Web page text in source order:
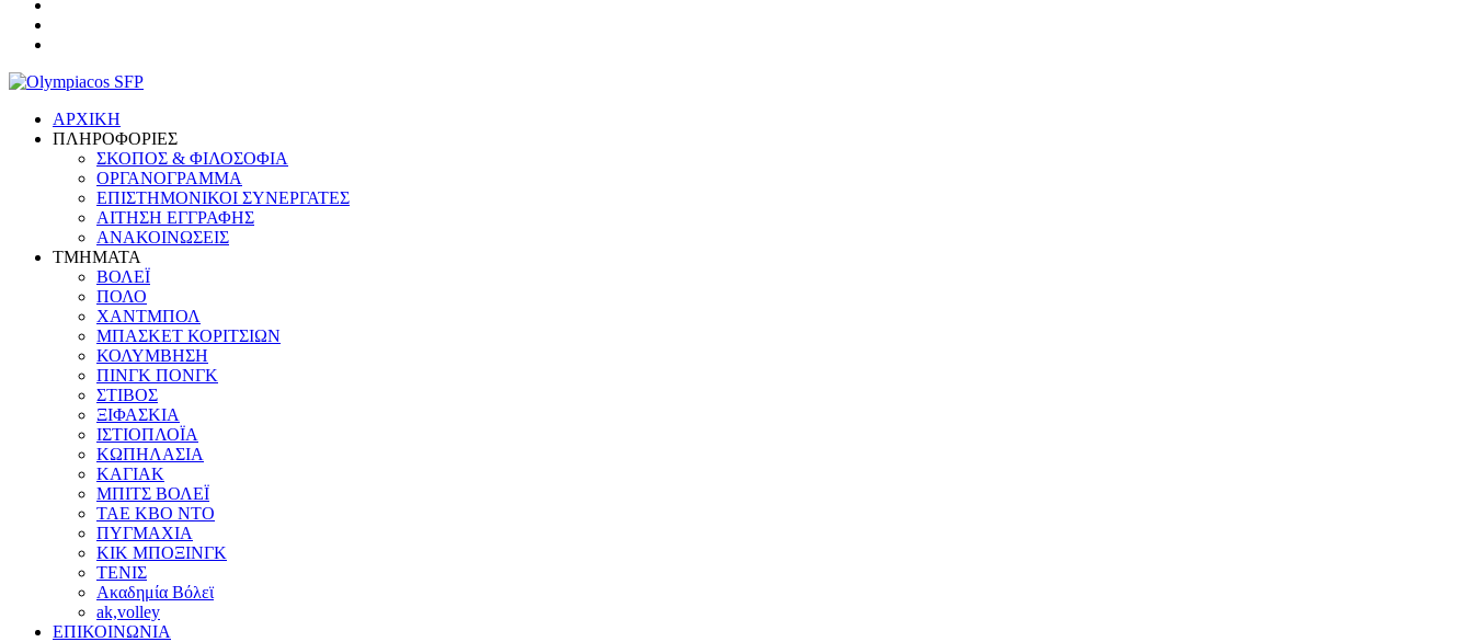
ΑΡΧΙΚΗ
ΠΛΗΡΟΦΟΡΙΕΣ
ΣΚΟΠΟΣ & ΦΙΛΟΣΟΦΙΑ
ΟΡΓΑΝΟΓΡΑΜΜΑ
ΕΠΙΣΤΗΜΟΝΙΚΟΙ ΣΥΝΕΡΓΑΤΕΣ
ΑΙΤΗΣΗ ΕΓΓΡΑΦΗΣ
ΑΝΑΚΟΙΝΩΣΕΙΣ
ΤΜΗΜΑΤΑ
ΒΟΛΕΪ
ΠΟΛΟ
ΧΑΝΤΜΠΟΛ
ΜΠΑΣΚΕΤ ΚΟΡΙΤΣΙΩΝ
ΚΟΛΥΜΒΗΣΗ
ΠΙΝΓΚ ΠΟΝΓΚ
ΣΤΙΒΟΣ
ΞΙΦΑΣΚΙΑ
ΙΣΤΙΟΠΛΟΪΑ
ΚΩΠΗΛΑΣΙΑ
ΚΑΓΙΑΚ
ΜΠΙΤΣ ΒΟΛΕΪ
ΤΑΕ ΚΒΟ ΝΤΟ
ΠΥΓΜΑΧΙΑ
ΚΙΚ ΜΠΟΞΙΝΓΚ
ΤΕΝΙΣ
Ακαδημία Βόλεϊ
ak,volley
ΕΠΙΚΟΙΝΩΝΙΑ